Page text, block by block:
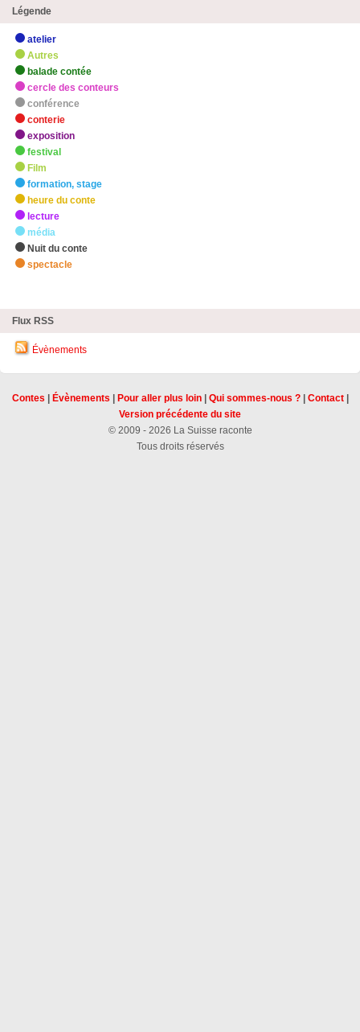
Légende
atelier
Autres
balade contée
cercle des conteurs
conférence
conterie
exposition
festival
Film
formation, stage
heure du conte
lecture
média
Nuit du conte
spectacle
Flux RSS
Évènements
Contes Évènements Pour aller plus loin| Qui sommes-nous ?| Contact|
Version précédente du site
© 2009 - 2026 La Suisse raconte
Tous droits réservés